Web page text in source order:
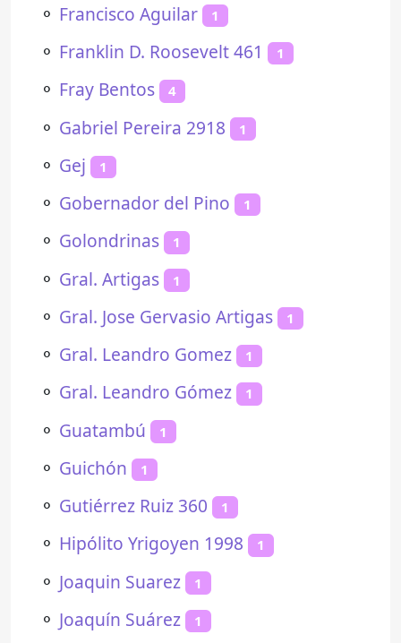
⚬ Francisco Aguilar 1
⚬ Franklin D. Roosevelt 461 1
⚬ Fray Bentos 4
⚬ Gabriel Pereira 2918 1
⚬ Gej 1
⚬ Gobernador del Pino 1
⚬ Golondrinas 1
⚬ Gral. Artigas 1
⚬ Gral. Jose Gervasio Artigas 1
⚬ Gral. Leandro Gomez 1
⚬ Gral. Leandro Gómez 1
⚬ Guatambú 1
⚬ Guichón 1
⚬ Gutiérrez Ruiz 360 1
⚬ Hipólito Yrigoyen 1998 1
⚬ Joaquin Suarez 1
⚬ Joaquín Suárez 1